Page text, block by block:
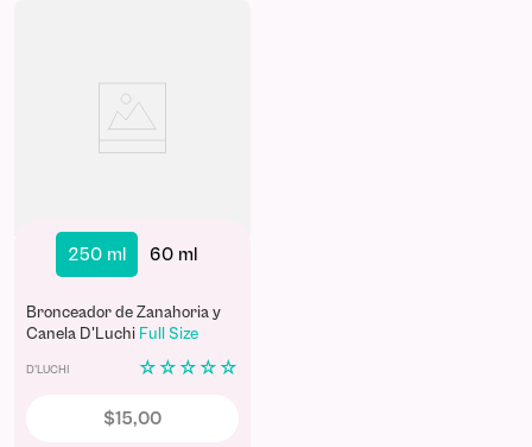
250 ml 60 ml
Bronceador de Zanahoria y
Canela D'Luchi Full Size
D'LUCHI ☆ ☆ ☆ ☆ ☆
$15,00